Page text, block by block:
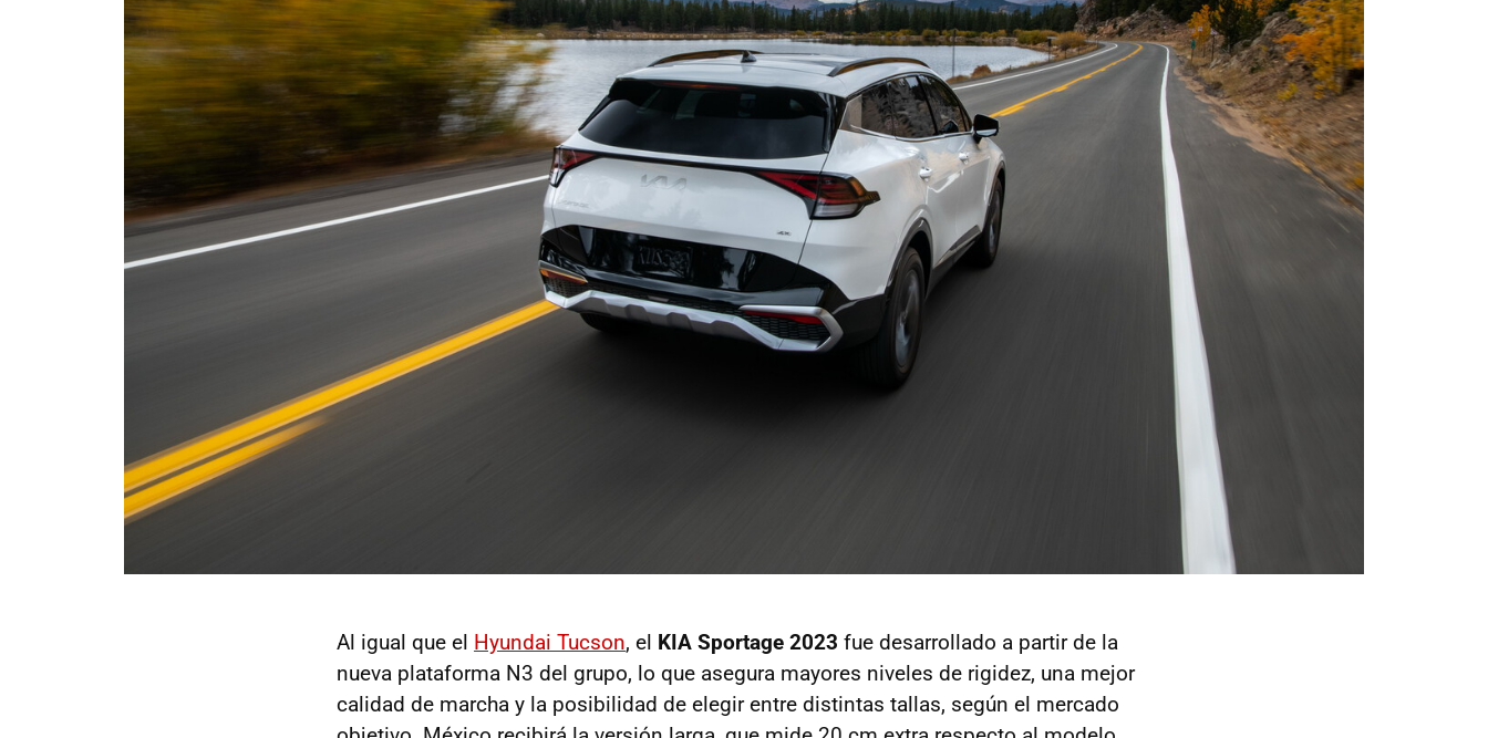
Al igual que el Hyundai Tucson, el KIA Sportage 2023 fue desarrollado a partir de la
nueva plataforma N3 del grupo, lo que asegura mayores niveles de rigidez, una mejor
calidad de marcha y la posibilidad de elegir entre distintas tallas, según el mercado